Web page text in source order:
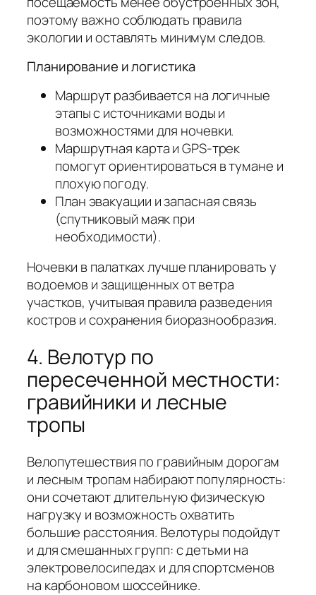
поэтому важно соблюдать правила
экологии и оставлять минимум следов.
Планирование и логистика
Маршрут разбивается на логичные
этапы с источниками воды и
возможностями для ночевки.
Маршрутная карта и GPS-трек
помогут ориентироваться в тумане и
плохую погоду.
План эвакуации и запасная связь
(спутниковый маяк при
необходимости).
Ночевки в палатках лучше планировать у
водоемов и защищенных от ветра
участков, учитывая правила разведения
костров и сохранения биоразнообразия.
4. Велотур по
пересеченной местности:
гравийники и лесные
тропы
Велопутешествия по гравийным дорогам
и лесным тропам набирают популярность:
они сочетают длительную физическую
нагрузку и возможность охватить
большие расстояния. Велотуры подойдут
и для смешанных групп: с детьми на
электровелосипедах и для спортсменов
на карбоновом шоссейнике.